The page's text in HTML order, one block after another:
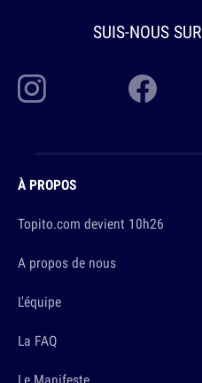
SUIS-NOUS SUR
À PROPOS
Topito.com devient 10h26
A propos de nous
L'équipe
La FAQ